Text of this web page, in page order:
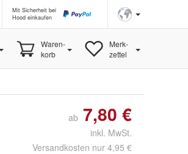
Mit Sicherheit bei
Hood einkaufen
Waren-
korb
Merk-
zettel
ab 7,80 €
inkl. MwSt.
Versandkosten nur 4,95 €